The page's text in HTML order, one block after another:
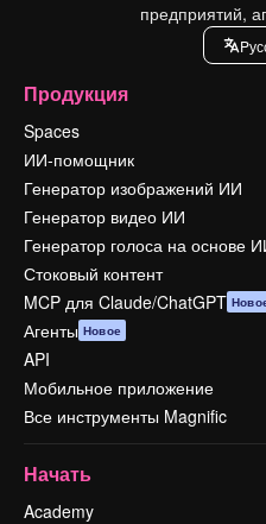
предприятий,
Продукция
Spaces
ИИ-помощник
Генератор изображений ИИ
Генератор видео ИИ
Генератор голоса на основе
Стоковый контент
MCP для Claude/ChatGPT
Агенты Новое
API
Мобильное приложение
Все инструменты Magnific
Начать
Academy